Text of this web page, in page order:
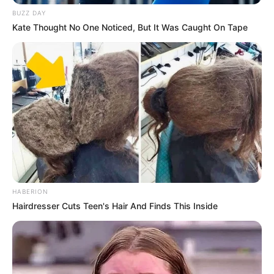
Namun, keduanya hidup di tahun berbeda. Jin Woo hidup di tahun
2015, sedangkan Jung In hidup di tahun 2020. Sebagai wartawan,
mereka bertekad untuk memberitakan kebenaran.
Dimana secara misterius, Jung In dan Jin Woo terhubung melalui
telepon dan terlibat dalam sebuah misi serius.
BUZZ DAY
Kate Thought No One Noticed, But It Was Caught On Tape
HABERION
Hairdresser Cuts Teen's Hair And Finds This Inside